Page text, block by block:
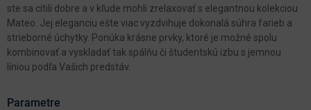
ste sa cítili dobre a v kľude mohli zrelaxovať s elegantnou kolekciou
Mateo. Jej eleganciu ešte viac vyzdvihuje dokonalá súhra farieb a
strieborné úchytky. Ponúka krásne prvky, ktoré je možné spolu
kombinovať a vyskladať tak spálňu či študentskú izbu s jemnou
líniou podľa Vašich predstáv.
Parametre